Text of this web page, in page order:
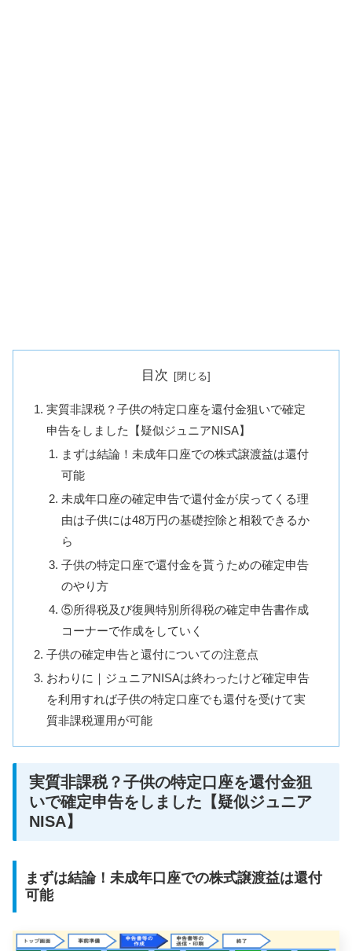
目次
実質非課税？子供の特定口座を還付金狙いで確定
申告をしました【疑似ジュニアNISA】
まずは結論！未成年口座での株式譲渡益は還付
可能
未成年口座の確定申告で還付金が戻ってくる理
由は子供には48万円の基礎控除と相殺できるか
ら
子供の特定口座で還付金を貰うための確定申告
のやり方
⑤所得税及び復興特別所得税の確定申告書作成
コーナーで作成をしていく
子供の確定申告と還付についての注意点
おわりに｜ジュニアNISAは終わったけど確定申告
を利用すれば子供の特定口座でも還付を受けて実
質非課税運用が可能
実質非課税？子供の特定口座を還付金狙
いで確定申告をしました【疑似ジュニア
NISA】
まずは結論！未成年口座での株式譲渡益は還付
可能